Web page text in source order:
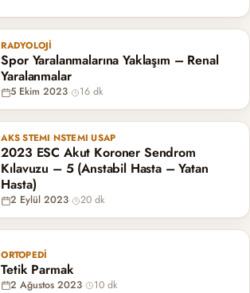
RADYOLOJI
Spor Yaralanmalarına Yaklaşım – Renal
Yaralanmalar
5 Ekim 2023· 16 dk
AKS STEMI NSTEMI USAP
2023 ESC Akut Koroner Sendrom
Kılavuzu – 5 (Anstabil Hasta – Yatan
Hasta)
2 Eylül 2023· 20 dk
ORTOPEDI
Tetik Parmak
2 Ağustos 2023· 10 dk